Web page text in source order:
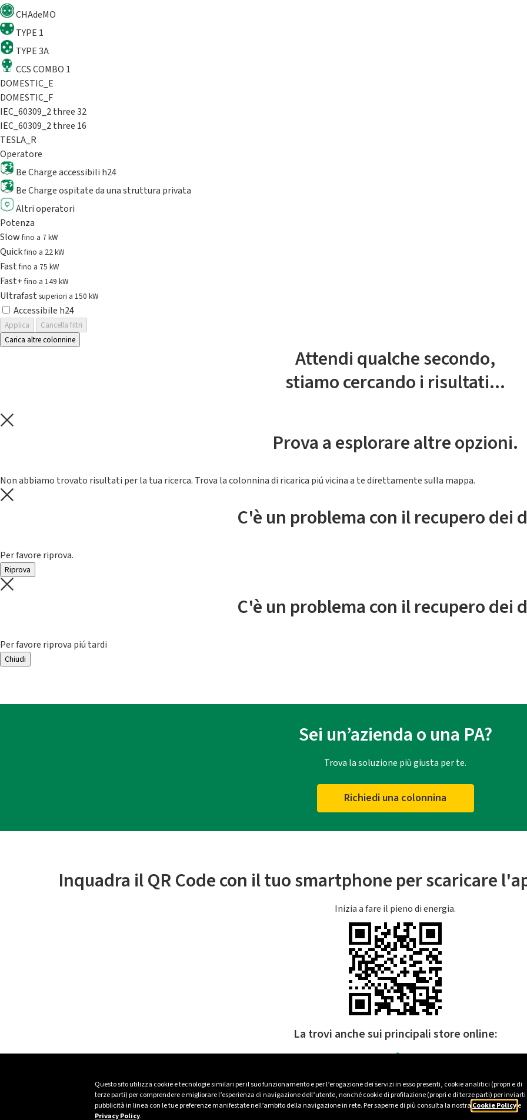
Questo sito utilizza cookie e tecnologie similari per il suo funzionamento e per l’erogazione dei servizi in esso presenti, cookie analitici (propri e di
terze parti) per comprendere e migliorare l’esperienza di navigazione dell’utente, nonché cookie di profilazione (propri e di terze parti) per inviarti
pubblicità in linea con le tue preferenze manifestate nell’ambito della navigazione in rete. Per saperne di più consulta la nostra Cookie Policye
Privacy Policy.
CHAdeMO
TYPE 1
TYPE 3A
CCS COMBO 1
DOMESTIC_E
DOMESTIC_F
IEC_60309_2 three 32
IEC_60309_2 three 16
TESLA_R
Operatore
Be Charge accessibili h24
Be Charge ospitate da una struttura privata
Altri operatori
Potenza
Slowfino a 7 kW
Quickfino a 22 kW
Fastfino a 75 kW
Fast+fino a 149 kW
Ultrafast superiori a 150 kW
Accessibile h24
Applica
Cancella filtri
Carica altre colonnine
Attendi qualche secondo,
stiamo cercando i risultati...
Prova a esplorare altre opzioni.
Non abbiamo trovato risultati per la tua ricerca. Trova la colonnina di ricarica piú vicina a te direttamente sulla mappa.
C'è un problema con il recupero dei
Per favore riprova.
Riprova
C'è un problema con il recupero dei
Per favore riprova piú tardi
Chiudi
Sei un’azienda o una PA?
Trova la soluzione più giusta per te.
Richiedi una colonnina
Inquadra il QR Code con il tuo smartphone per scaricare
Inizia a fare il pieno di energia.
La trovi anche sui principali store online: